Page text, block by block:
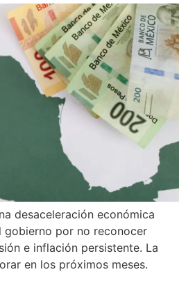
desaceleración económica
por no reconocer
e inflación persistente. La
en los próximos meses.